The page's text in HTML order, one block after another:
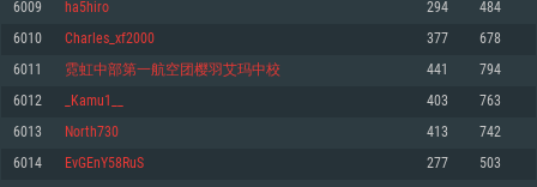
Processeur: Dual-Core 2.2 GHz
Mémoire: 4 GB
Carte graphique supportant DirectX 11: AMD Radeon 77XX / NVIDIA
GeForce GTX 660. La résolution minimale supportée par le jeu est de 720p
Connection: Connexion Internet à haut débit
Disque dur: 23.1 Go (client minimal)
Processeur: Core i5, minimum 2.2GHz (Les processeurs Intel Xeon ne sont
pas supportés)
Mémoire: 6 GB
Carte graphique: Intel Iris Pro 5200 (Mac), ou analogue AMD/Nvidia. La
résolution minimale supportée par le jeu est de 720p.
Connection: Connexion Internet à haut débit
Disque dur: 62,2 Go (client minimal)
Processeur: Dual-Core 2.4 GHz
Mémoire: 4 GB
Carte graphique: NVIDIA 660 avec les derniers drivers (moins de 6 mois) /
de même pour AMD (La résolution minimale supportée par le jeu est de
720p)
Connection: Connexion Internet à haut débit
Disque dur: 62,2 Go (client minimal)
6009 ha5hiro 294 484
6010 Charles_xf2000 377 678
6011 霓虹中部第一航空团樱羽艾玛中校 441 794
6012 _Kamu1__ 403 763
6013 North730 413 742
6014 EvGEnY58RuS 277 503